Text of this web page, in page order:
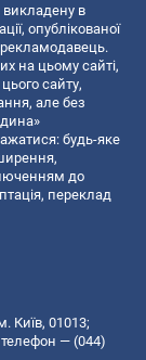
викладену в
опублікованої
рекламодавець.
на цьому сайті,
сайту,
але без
будь-яке
до
переклад
Київ, 01013;
телефон — (044)